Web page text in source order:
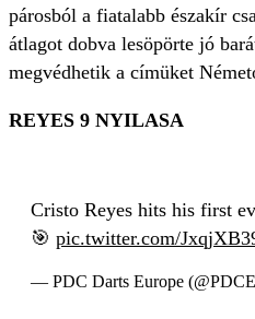
párosból a fiatalabb északír
átlagot dobva lesöpörte jó
megvédhetik a címüket
REYES 9 NYILASA
Cristo Reyes hits his first
🎯 pic.twitter.com/
— PDC Darts Europe